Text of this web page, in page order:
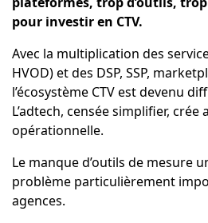
pour investir en CTV.
Avec la multiplication des
HVOD) et des DSP, SSP,
l’écosystème CTV est devenu
L’adtech, censée simplifier,
opérationnelle.
Le manque d’outils de mesure
problème particulièrement
agences.